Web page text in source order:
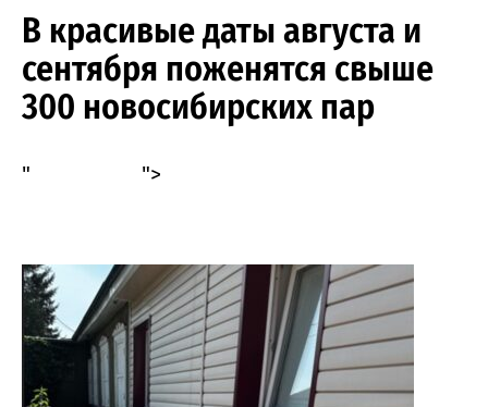
В красивые даты августа и
сентября поженятся свыше
300 новосибирских пар
" ">